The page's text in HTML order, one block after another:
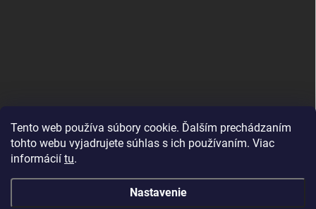
Tento web používa súbory cookie. Ďalším prechádzaním
tohto webu vyjadrujete súhlas s ich používaním. Viac
informácií tu.
Nastavenie
Good E-shops have logic. SALELOGICS